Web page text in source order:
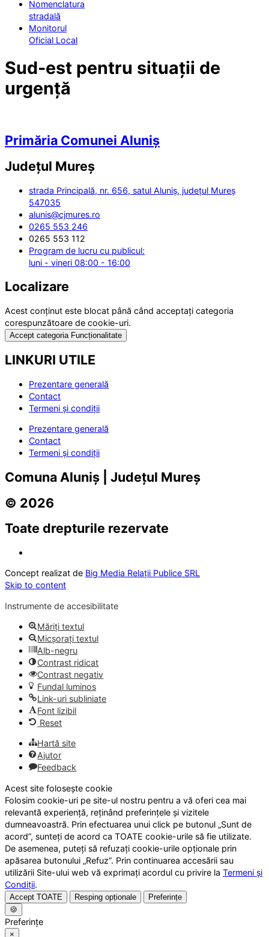
Nomenclatura
stradală
Monitorul
Oficial Local
Sud-est pentru situații de
urgență
Primăria Comunei Aluniș
Județul Mureș
strada Principală, nr. 656, satul Aluniș, județul Mureș
547035
alunis@cjmures.ro
0265 553 246
0265 553 112
Program de lucru cu publicul:
luni - vineri 08:00 - 16:00
Localizare
Acest conținut este blocat până când acceptați categoria
corespunzătoare de cookie-uri.
Accept categoria Funcționalitate
LINKURI UTILE
Prezentare generală
Contact
Termeni și condiții
Prezentare generală
Contact
Termeni și condiții
Comuna Aluniș | Județul Mureș
© 2026
Toate drepturile rezervate
Concept realizat de Big Media Relații Publice SRL
Skip to content
Instrumente de accesibilitate
Măriți textul
Micșorați textul
Alb-negru
Contrast ridicat
Contrast negativ
Fundal luminos
Link-uri subliniate
Font lizibil
Reset
Hartă site
Ajutor
Feedback
Acest site folosește cookie
Folosim cookie-uri pe site-ul nostru pentru a vă oferi cea mai
relevantă experiență, reținând preferințele și vizitele
dumneavoastră. Prin efectuarea unui click pe butonul „Sunt de
acord”, sunteți de acord ca TOATE cookie-urile să fie utilizate.
De asemenea, puteți să refuzați cookie-urile opționale prin
apăsarea butonului „Refuz”. Prin continuarea accesării sau
utilizării Site-ului web vă exprimați acordul cu privire la Termeni și
Condiții.
Accept TOATE Resping opționale
Preferințe
🍪
Preferințe
×